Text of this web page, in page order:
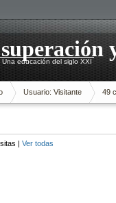
educación del siglo XXI
Usuario: Visitante 49
| Ver todas